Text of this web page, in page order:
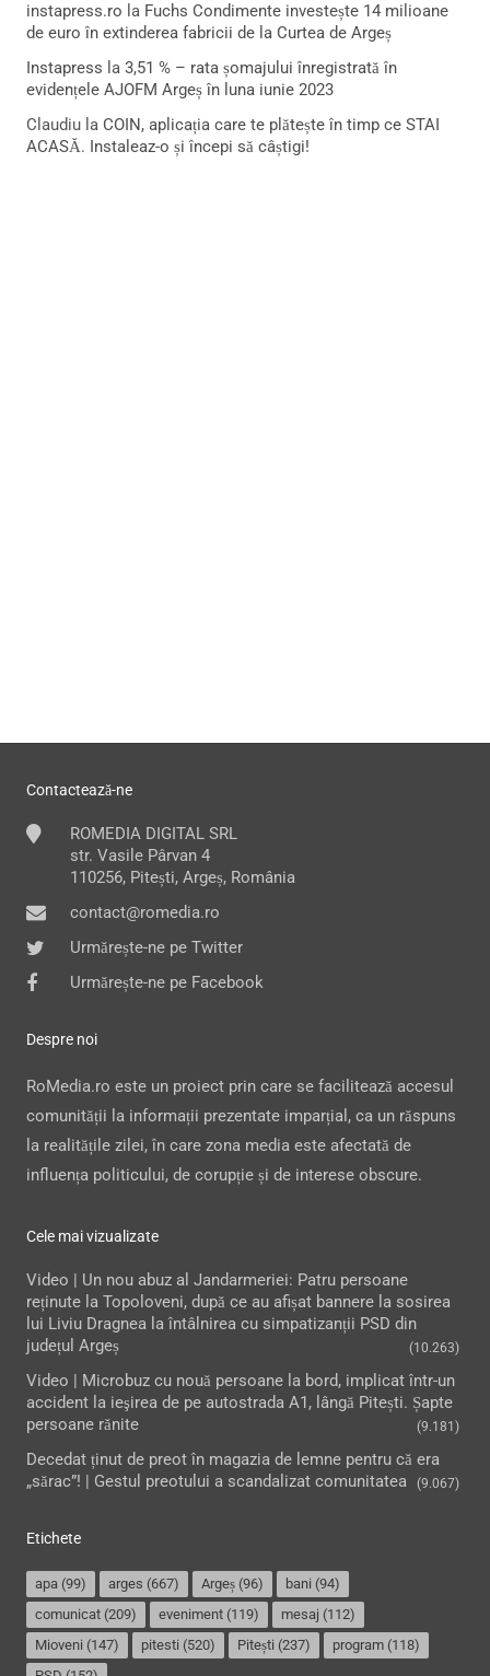
instapress.ro la Fuchs Condimente investește 14 milioane
de euro în extinderea fabricii de la Curtea de Argeș
Instapress la 3,51 % – rata șomajului înregistrată în
evidențele AJOFM Argeș în luna iunie 2023
Claudiu la COIN, aplicația care te plătește în timp ce STAI
ACASĂ. Instaleaz-o și începi să câștigi!
Contactează-ne
ROMEDIA DIGITAL SRL
str. Vasile Pârvan 4
110256, Pitești, Argeș, România
contact@romedia.ro
Urmărește-ne pe Twitter
Urmărește-ne pe Facebook
Despre noi
RoMedia.ro este un proiect prin care se facilitează accesul
comunității la informații prezentate imparțial, ca un răspuns
la realitățile zilei, în care zona media este afectată de
influența politicului, de corupție și de interese obscure.
Cele mai vizualizate
Video | Un nou abuz al Jandarmeriei: Patru persoane
reținute la Topoloveni, după ce au afișat bannere la sosirea
lui Liviu Dragnea la întâlnirea cu simpatizanții PSD din
județul Argeș
(10.263)
Video | Microbuz cu nouă persoane la bord, implicat într-un
accident la ieşirea de pe autostrada A1, lângă Pitești. Șapte
persoane rănite
(9.181)
Decedat ținut de preot în magazia de lemne pentru că era
„sărac”! | Gestul preotului a scandalizat comunitatea
(9.067)
Etichete
apa (99) arges (667) Argeș (96) bani (94)
comunicat (209) eveniment (119) mesaj (112)
Mioveni (147) pitesti (520) Pitești (237) program (118)